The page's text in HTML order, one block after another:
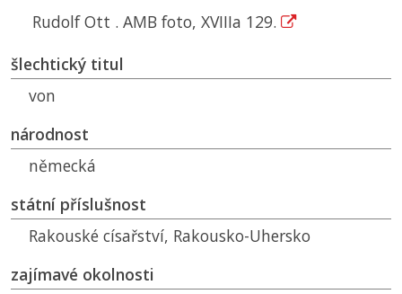
Rudolf Ott . AMB foto, XVIIIa 129.
šlechtický titul
von
národnost
německá
státní příslušnost
Rakouské císařství, Rakousko-Uhersko
zajímavé okolnosti